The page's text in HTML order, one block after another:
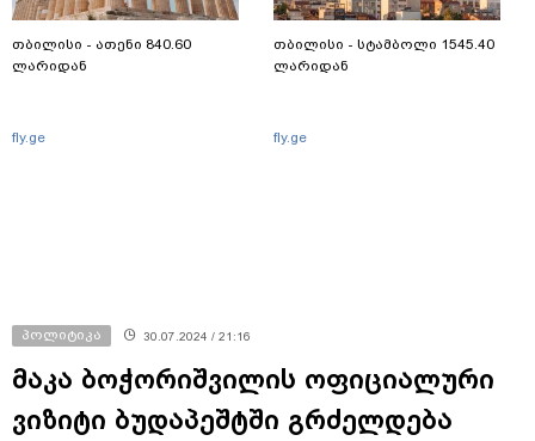
თბილისი - ათენი 840.60
ლარიდან
fly.ge
თბილისი - სტამბოლი 1545.40
ლარიდან
fly.ge
პოლიტიკა 30.07.2024 / 21:16
მაკა ბოჭორიშვილის ოფიციალური
ვიზიტი ბუდაპეშტში გრძელდება